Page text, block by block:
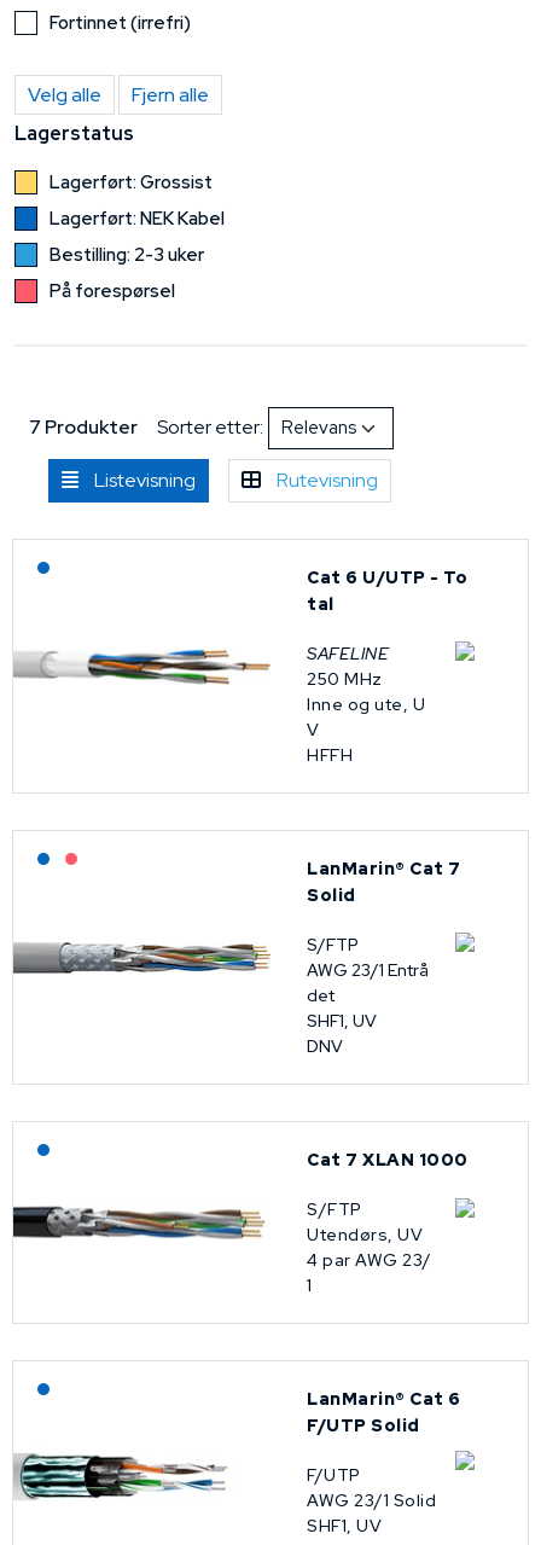
Fortinnet (irrefri)
Velg alle
Fjern alle
Lagerstatus
Lagerført: Grossist
Lagerført: NEK Kabel
Bestilling: 2-3 uker
På forespørsel
7 Produkter Sorter etter:
Listevisning Rutevisning
Cat 6 U/UTP - To
tal
SAFELINE
250 MHz
Inne og ute, U
V
HFFH
Lagerført: NEK Kabel
LanMarin® Cat 7
Solid
S/FTP
AWG 23/1 Entrå
det
SHF1, UV
DNV
Cat 7 XLAN 1000
S/FTP
Utendørs, UV
4 par AWG 23/
1
LanMarin® Cat 6
F/UTP Solid
F/UTP
AWG 23/1 Solid
SHF1, UV